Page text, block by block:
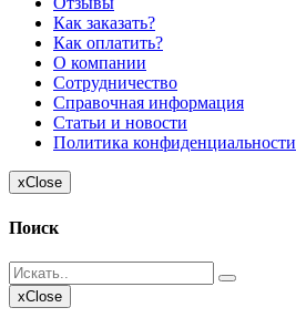
Как заказать?
Как оплатить?
О компании
Сотрудничество
Справочная информация
Статьи и новости
Политика конфиденциальности
xClose
Поиск
xClose